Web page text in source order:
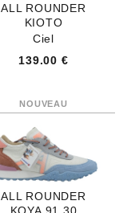
ALL ROUNDER
KIOTO
Ciel
139.00 €
ALL ROUNDER